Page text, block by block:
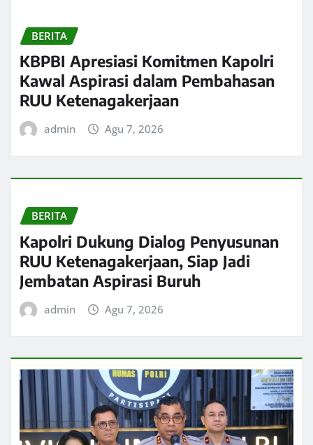
BERITA
KBPBI Apresiasi Komitmen Kapolri
Kawal Aspirasi dalam Pembahasan
RUU Ketenagakerjaan
admin Agu 7, 2026
BERITA
Kapolri Dukung Dialog Penyusunan
RUU Ketenagakerjaan, Siap Jadi
Jembatan Aspirasi Buruh
admin Agu 7, 2026